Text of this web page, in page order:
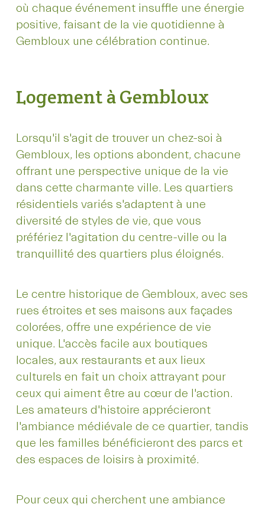
où chaque événement insuffle une énergie
positive, faisant de la vie quotidienne à
Gembloux une célébration continue.
Logement à Gembloux
Lorsqu'il s'agit de trouver un chez-soi à
Gembloux, les options abondent, chacune
offrant une perspective unique de la vie
dans cette charmante ville. Les quartiers
résidentiels variés s'adaptent à une
diversité de styles de vie, que vous
préfériez l'agitation du centre-ville ou la
tranquillité des quartiers plus éloignés.
Le centre historique de Gembloux, avec ses
rues étroites et ses maisons aux façades
colorées, offre une expérience de vie
unique. L'accès facile aux boutiques
locales, aux restaurants et aux lieux
culturels en fait un choix attrayant pour
ceux qui aiment être au cœur de l'action.
Les amateurs d'histoire apprécieront
l'ambiance médiévale de ce quartier, tandis
que les familles bénéficieront des parcs et
des espaces de loisirs à proximité.
Pour ceux qui cherchent une ambiance